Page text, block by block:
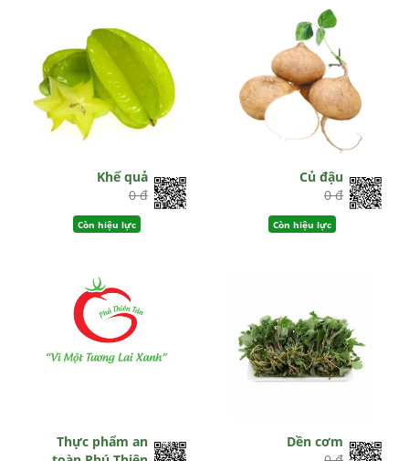
Khế quả
0 đ
Còn hiệu lực
Củ đậu
0 đ
Còn hiệu lực
Thực phẩm an
Dền cơm